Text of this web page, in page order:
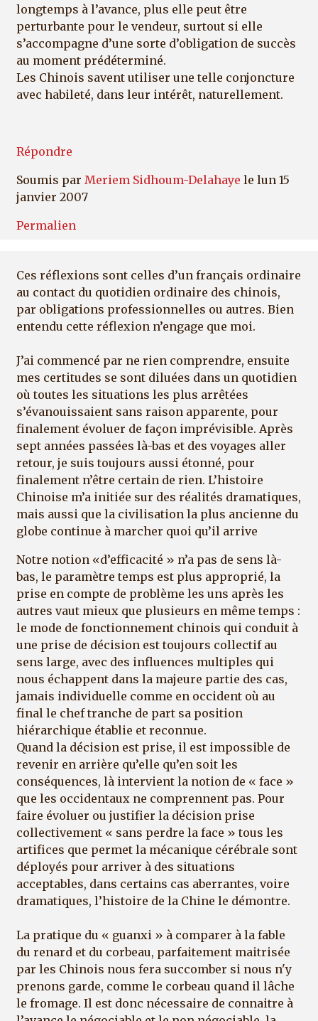
longtemps à l’avance, plus elle peut être
perturbante pour le vendeur, surtout si elle
s’accompagne d’une sorte d’obligation de succès
au moment prédéterminé.
Les Chinois savent utiliser une telle conjoncture
avec habileté, dans leur intérêt, naturellement.
Répondre
Soumis par Meriem Sidhoum-Delahaye le lun 15
janvier 2007
Permalien
Ces réflexions sont celles d’un français ordinaire
au contact du quotidien ordinaire des chinois,
par obligations professionnelles ou autres. Bien
entendu cette réflexion n’engage que moi.
J’ai commencé par ne rien comprendre, ensuite
mes certitudes se sont diluées dans un quotidien
où toutes les situations les plus arrêtées
s’évanouissaient sans raison apparente, pour
finalement évoluer de façon imprévisible. Après
sept années passées là-bas et des voyages aller
retour, je suis toujours aussi étonné, pour
finalement n’être certain de rien. L’histoire
Chinoise m’a initiée sur des réalités dramatiques,
mais aussi que la civilisation la plus ancienne du
globe continue à marcher quoi qu’il arrive
Notre notion «d’efficacité » n’a pas de sens là-
bas, le paramètre temps est plus approprié, la
prise en compte de problème les uns après les
autres vaut mieux que plusieurs en même temps :
le mode de fonctionnement chinois qui conduit à
une prise de décision est toujours collectif au
sens large, avec des influences multiples qui
nous échappent dans la majeure partie des cas,
jamais individuelle comme en occident où au
final le chef tranche de part sa position
hiérarchique établie et reconnue.
Quand la décision est prise, il est impossible de
revenir en arrière qu’elle qu’en soit les
conséquences, là intervient la notion de « face »
que les occidentaux ne comprennent pas. Pour
faire évoluer ou justifier la décision prise
collectivement « sans perdre la face » tous les
artifices que permet la mécanique cérébrale sont
déployés pour arriver à des situations
acceptables, dans certains cas aberrantes, voire
dramatiques, l’histoire de la Chine le démontre.
La pratique du « guanxi » à comparer à la fable
du renard et du corbeau, parfaitement maitrisée
par les Chinois nous fera succomber si nous n'y
prenons garde, comme le corbeau quand il lâche
le fromage. Il est donc nécessaire de connaitre à